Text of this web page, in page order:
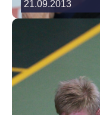
21.09.2013